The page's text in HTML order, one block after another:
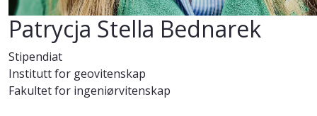
Patrycja Stella Bednarek
Stipendiat
Institutt for geovitenskap
Fakultet for ingeniørvitenskap